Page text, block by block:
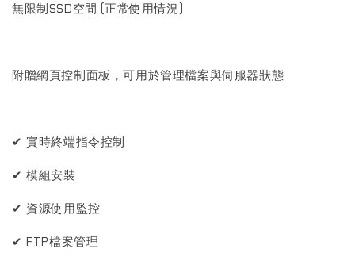
無限制SSD空間 (正常使用情況)
附贈網頁控制面板，可用於管理檔案與伺服器狀態
✔ 實時終端指令控制
✔ 模組安裝
✔ 資源使用監控
✔ FTP檔案管理